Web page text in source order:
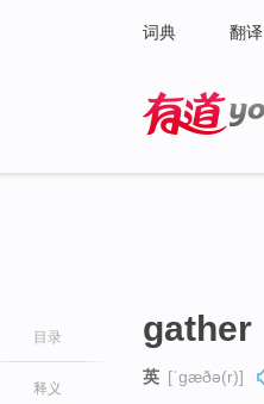
词典 翻译
目录
释义
gather
英 [ˈɡæðə(r)]